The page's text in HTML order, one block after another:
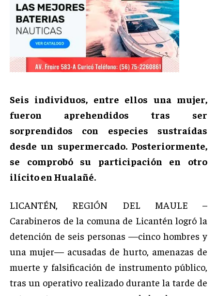
Seis individuos, entre ellos una mujer,
fueron aprehendidos tras ser
sorprendidos con especies sustraídas
desde un supermercado. Posteriormente,
se comprobó su participación en otro
ilícito en Hualañé.
LICANTÉN, REGIÓN DEL MAULE –
Carabineros de la comuna de Licantén logró la
detención de seis personas —cinco hombres y
una mujer— acusadas de hurto, amenazas de
muerte y falsificación de instrumento público,
tras un operativo realizado durante la tarde de